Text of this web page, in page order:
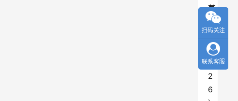
茅
台
（
2
0
2
6
扫码关注
联系客服